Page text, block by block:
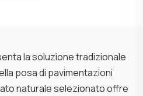
la soluzione tradizionale
posa di pavimentazioni
naturale selezionato offre